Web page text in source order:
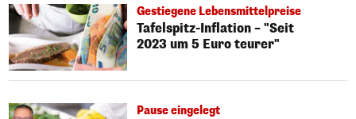
Gestiegene Lebensmittelpreise
Tafelspitz-Inflation – "Seit
2023 um 5 Euro teurer"
Pause eingelegt